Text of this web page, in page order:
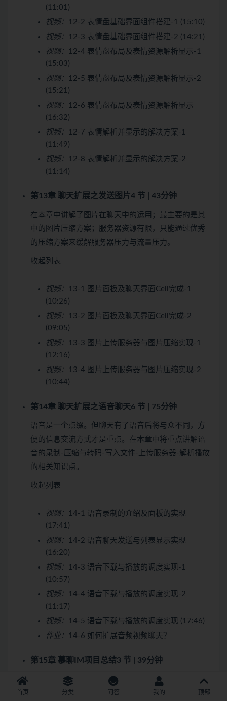
(11:01)
视频：
12-2 表情盘基础界面组件搭建-1 (15:10)
视频：
12-3 表情盘基础界面组件搭建-2 (14:21)
视频：
12-4 表情盘布局及表情资源解析显示-1
(15:03)
视频：
12-5 表情盘布局及表情资源解析显示-2
(15:21)
视频：
12-6 表情盘布局及表情资源解析显示
(16:32)
视频：
12-7 表情解析并显示的解决方案-1
(11:49)
视频：
12-8 表情解析并显示的解决方案-2
(11:14)
第13章 聊天扩展之发送图片4 节 | 43分钟
在本章中讲解了图片在聊天中的运用；最主要的是其
中的图片压缩方案；服务器资源有限，只能通过优秀
的压缩方案来缓解服务器压力与流量压力。
收起列表
视频：
13-1 图片面板及聊天界面Cell完成-1
(10:26)
视频：
13-2 图片面板及聊天界面Cell完成-2
(09:05)
视频：
13-3 图片上传服务器与图片压缩实现-1
(12:16)
视频：
13-4 图片上传服务器与图片压缩实现-2
(10:44)
第14章 聊天扩展之语音聊天6 节 | 75分钟
语音是一个点缀。但聊天有了语音后将与众不同，方
便的信息交流方式才是重点。在本章中将重点讲解语
音的录制-压缩与转码-写入文件-上传服务器-解析播放
的相关知识点。
收起列表
视频：
14-1 语音录制的介绍及面板的实现
(17:41)
视频：
14-2 语音聊天发送与列表显示实现
(16:20)
视频：
14-3 语音下载与播放的调度实现-1
(10:57)
视频：
14-4 语音下载与播放的调度实现-2
(11:17)
视频：
14-5 语音下载与播放的调度实现 (17:46)
作业：
14-6 如何扩展音频视频聊天？
第15章 慕聊IM项目总结3 节 | 39分钟
总结整个IM应用使用的相关技术点，数据模型设计，
界面布局注意事项，群组模型与用户模型关系。群组
首页 分类 问答 我的 顶部